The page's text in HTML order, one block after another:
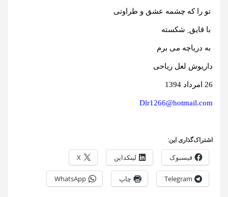
تو را که چشمه عشق و طراوتی
با قایق ِ شکسته
به دریاچه می برم
داریوش لعل ریاحی
26 امرداد 1394
Dlr1266@hotmail.com
اشتراک‌گذاری این:
فیسبوک لینکداین X
Telegram چاپ WhatsApp